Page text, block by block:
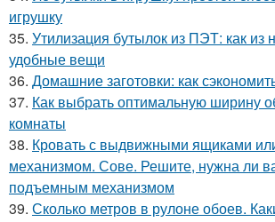
игрушку
35. Утилизация бутылок из ПЭТ: как из
удобные вещи
36. Домашние заготовки: как
37. Как выбрать оптимальную ширину
комнаты
38. Кровать с выдвижными ящиками
механизмом. Сове. Решите, нужна ли
подъемным механизмом
39. Сколько метров в рулоне обоев.